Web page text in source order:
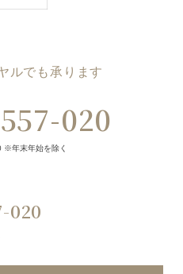
ルでも承ります
020
※年末年始を除く
020